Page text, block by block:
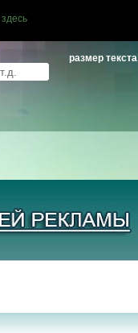
здесь
размер текста